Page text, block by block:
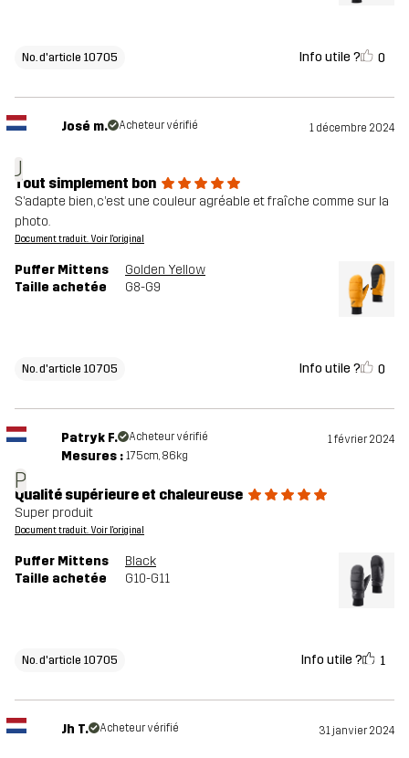
No. d'article 10705 Info utile ? 0
J
José m. Acheteur vérifié 1 décembre 2024
Tout simplement bon
S’adapte bien, c’est une couleur agréable et fraîche comme sur la
photo.
Document traduit. Voir l'original
Puffer Mittens
Golden Yellow
Taille achetée
G8-G9
No. d'article 10705 Info utile ? 0
P
Patryk F. Acheteur vérifié 1 février 2024
Mesures : 175cm, 86kg
Qualité supérieure et chaleureuse
Super produit
Document traduit. Voir l'original
Puffer Mittens
Black
Taille achetée
G10-G11
No. d'article 10705 Info utile ? 1
Jh T. Acheteur vérifié 31 janvier 2024